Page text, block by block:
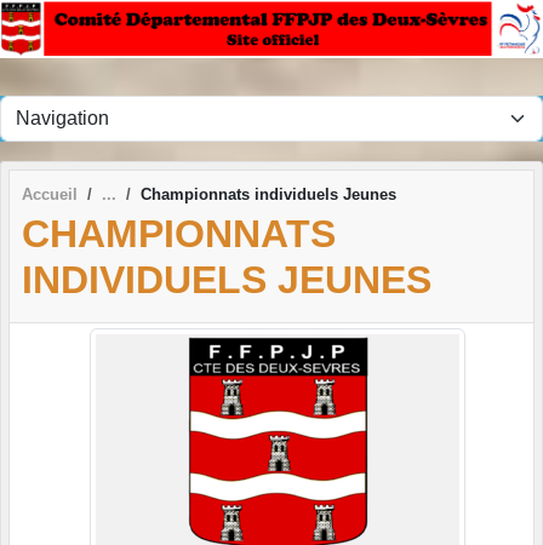
Accueil Championnats individuels Jeunes
CHAMPIONNATS
INDIVIDUELS JEUNES
Panneau de gestion des cookies